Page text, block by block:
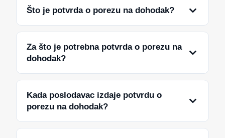
Što je potvrda o porezu na dohodak?
Za što je potrebna potvrda o porezu na
dohodak?
Kada poslodavac izdaje potvrdu o
porezu na dohodak?